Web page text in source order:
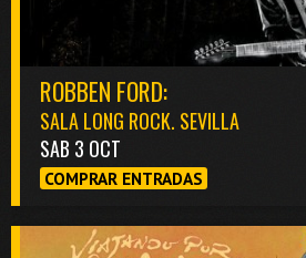
ROBBEN FORD:
SALA LONG ROCK. SEVILLA
SAB 3 OCT
COMPRAR ENTRADAS